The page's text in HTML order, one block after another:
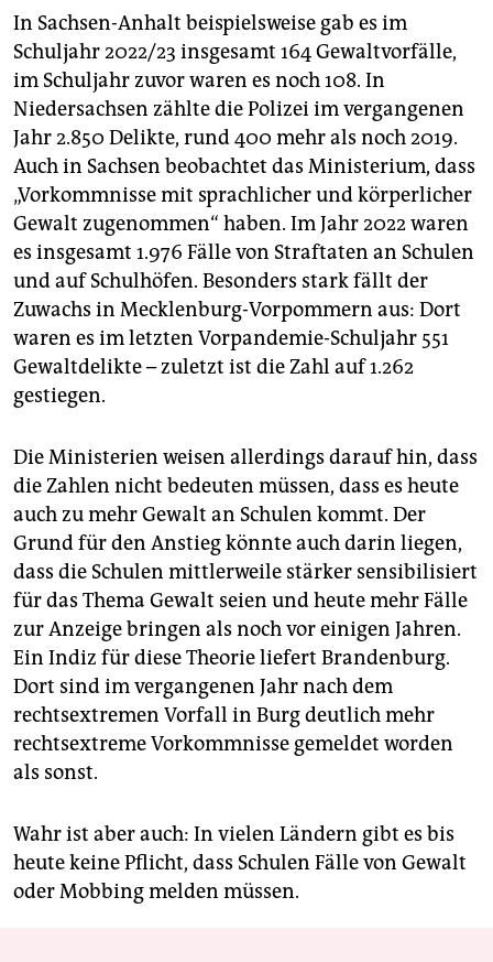
In Sachsen-Anhalt beispielsweise gab es im
Schuljahr 2022/23 insgesamt 164 Gewaltvorfälle,
im Schuljahr zuvor waren es noch 108. In
Niedersachsen zählte die Polizei im vergangenen
Jahr 2.850 Delikte, rund 400 mehr als noch 2019.
Auch in Sachsen beobachtet das Ministerium, dass
„Vorkommnisse mit sprachlicher und körperlicher
Gewalt zugenommen“ haben. Im Jahr 2022 waren
es insgesamt 1.976 Fälle von Straftaten an Schulen
und auf Schulhöfen. Besonders stark fällt der
Zuwachs in Mecklenburg-Vorpommern aus: Dort
waren es im letzten Vorpandemie-Schuljahr 551
Gewaltdelikte – zuletzt ist die Zahl auf 1.262
gestiegen.
Die Ministerien weisen allerdings darauf hin, dass
die Zahlen nicht bedeuten müssen, dass es heute
auch zu mehr Gewalt an Schulen kommt. Der
Grund für den Anstieg könnte auch darin liegen,
dass die Schulen mittlerweile stärker sensibilisiert
für das Thema Gewalt seien und heute mehr Fälle
zur Anzeige bringen als noch vor einigen Jahren.
Ein Indiz für diese Theorie liefert Brandenburg.
Dort sind im vergangenen Jahr nach dem
rechtsextremen Vorfall in Burg deutlich mehr
rechtsextreme Vorkommnisse gemeldet worden
als sonst.
Wahr ist aber auch: In vielen Ländern gibt es bis
heute keine Pflicht, dass Schulen Fälle von Gewalt
oder Mobbing melden müssen.